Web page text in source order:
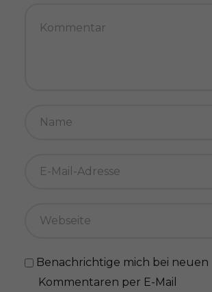
Benachrichtige mich bei neuen
Kommentaren per E-Mail